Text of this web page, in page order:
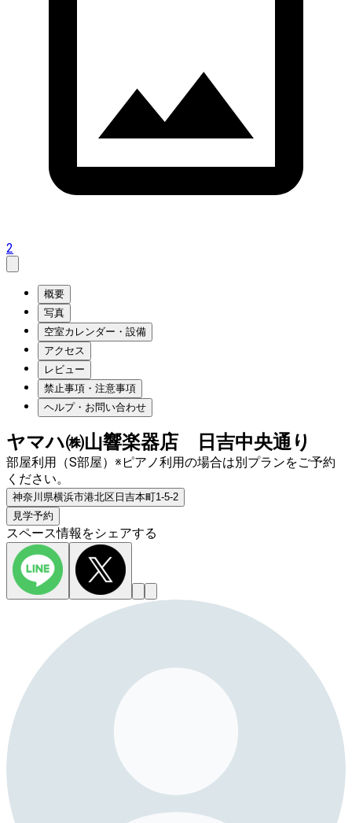
2
概要
写真
空室カレンダー・設備
アクセス
レビュー
禁止事項・注意事項
ヘルプ・お問い合わせ
ヤマハ㈱山響楽器店 日吉中央通り
部屋利用（S部屋）※ピアノ利用の場合は別プランをご予約
ください。
神奈川県横浜市港北区日吉本町1-5-2
見学予約
スペース情報をシェアする